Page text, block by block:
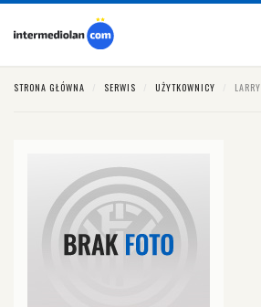
STRONA GŁÓWNA SERWIS UŻYTKOWNICY LARRY